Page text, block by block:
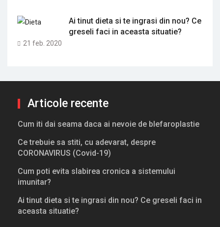
Ai tinut dieta si te ingrasi din nou? Ce
greseli faci in aceasta situatie?
21 feb. 2020
Articole recente
Cum iti dai seama daca ai nevoie de blefaroplastie
Ce trebuie sa stiti, cu adevarat, despre
CORONAVIRUS (Covid-19)
Cum poti evita slabirea cronica a sistemului
imunitar?
Ai tinut dieta si te ingrasi din nou? Ce greseli faci in
aceasta situatie?